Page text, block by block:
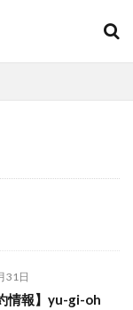
31日
情報】yu-gi-oh
年記念